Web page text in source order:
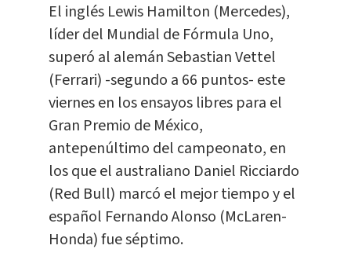
El inglés Lewis Hamilton (Mercedes),
líder del Mundial de Fórmula Uno,
superó al alemán Sebastian Vettel
(Ferrari) -segundo a 66 puntos- este
viernes en los ensayos libres para el
Gran Premio de México,
antepenúltimo del campeonato, en
los que el australiano Daniel Ricciardo
(Red Bull) marcó el mejor tiempo y el
español Fernando Alonso (McLaren-
Honda) fue séptimo.